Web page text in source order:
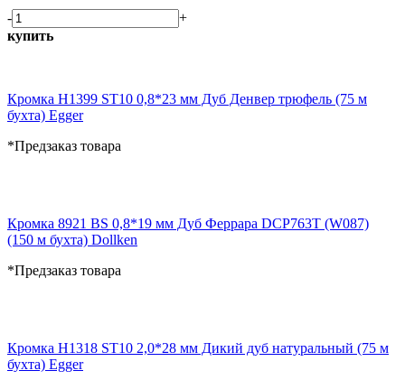
-
+
купить
Кромка H1399 ST10 0,8*23 мм Дуб Денвер трюфель (75 м
бухта) Egger
*Предзаказ товара
Кромка 8921 BS 0,8*19 мм Дуб Феррара DCP763T (W087)
(150 м бухта) Dollken
*Предзаказ товара
Кромка H1318 ST10 2,0*28 мм Дикий дуб натуральный (75 м
бухта) Egger